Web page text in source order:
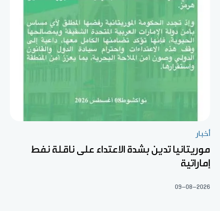
أخبار
موريتانيا تدين بشدة الاعتداء على ناقلة نفط
إماراتية
09-08-2026